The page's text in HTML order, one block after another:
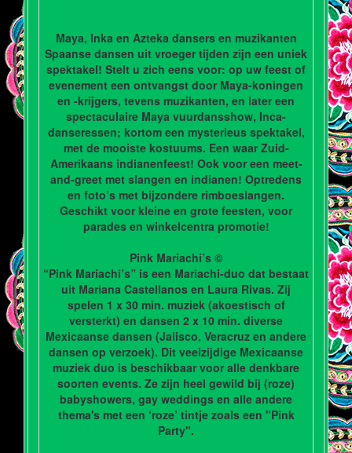
Maya, Inka en Azteka dansers en muzikanten
Spaanse dansen uit vroeger tijden zijn een uniek
spektakel! Stelt u zich eens voor: op uw feest of
evenement een ontvangst door Maya-koningen
en -krijgers, tevens muzikanten, en later een
spectaculaire Maya vuurdansshow, Inca-
danseressen; kortom een mysterieus spektakel,
met de mooiste kostuums. Een waar Zuid-
Amerikaans indianenfeest! Ook voor een meet-
and-greet met slangen en indianen! Optredens
en foto’s met bijzondere rimboeslangen.
Geschikt voor kleine en grote feesten, voor
parades en winkelcentra promotie!
Pink Mariachi’s ©
“Pink Mariachi’s” is een Mariachi-duo dat bestaat
uit Mariana Castellanos en Laura Rivas. Zij
spelen 1 x 30 min. muziek (akoestisch of
versterkt) en dansen 2 x 10 min. diverse
Mexicaanse dansen (Jalisco, Veracruz en andere
dansen op verzoek). Dit veelzijdige Mexicaanse
muziek duo is beschikbaar voor alle denkbare
soorten events. Ze zijn heel gewild bij (roze)
babyshowers, gay weddings en alle andere
thema's met een ‘roze’ tintje zoals een "Pink
Party".